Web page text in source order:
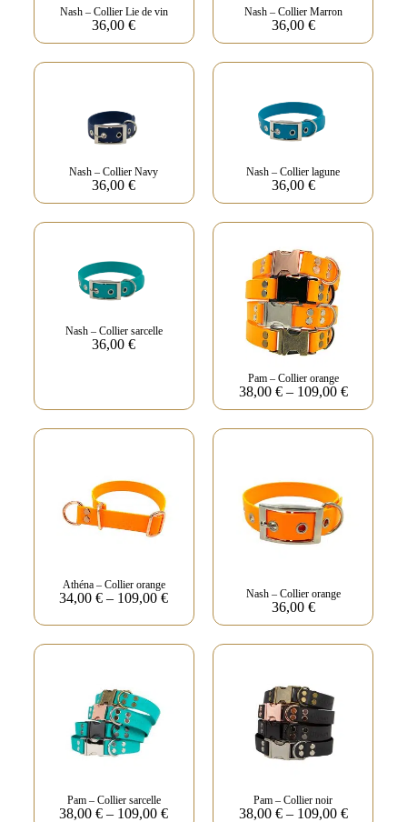
Nash – Collier Lie de vin
36,00€
Nash – Collier Marron
36,00 €
Nash – Collier Navy
36,00€
Nash – Collier lagune
36,00 €
Nash – Collier sarcelle
36,00€
Pam – Collier orange
38,00 €– 109,00 €
Athéna – Collier orange
34,00€ – 109,00€ Nash – Collier orange
36,00 €
Pam – Collier sarcelle
38,00€ – 109,00€
Pam – Collier noir
38,00 €– 109,00 €